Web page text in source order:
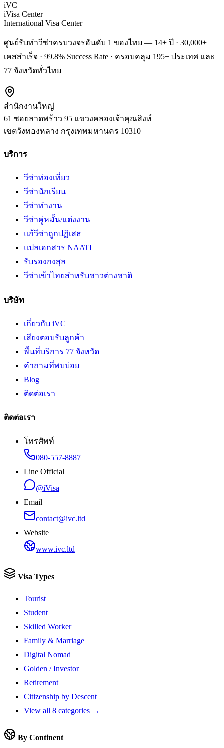
iVC
iVisa Center
International Visa Center
ศูนย์รับทำวีซ่าครบวงจรอันดับ 1 ของไทย — 14+ ปี · 30,000+
เคสสำเร็จ · 99.8% Success Rate · ครอบคลุม 195+ ประเทศ และ
77 จังหวัดทั่วไทย
สำนักงานใหญ่
61 ซอยลาดพร้าว 95 แขวงคลองเจ้าคุณสิงห์
เขตวังทองหลาง กรุงเทพมหานคร 10310
บริการ
วีซ่าท่องเที่ยว
วีซ่านักเรียน
วีซ่าทำงาน
วีซ่าคู่หมั้น/แต่งงาน
แก้วีซ่าถูกปฏิเสธ
แปลเอกสาร NAATI
รับรองกงสุล
วีซ่าเข้าไทยสำหรับชาวต่างชาติ
บริษัท
เกี่ยวกับ iVC
เสียงตอบรับลูกค้า
พื้นที่บริการ 77 จังหวัด
คำถามที่พบบ่อย
Blog
ติดต่อเรา
ติดต่อเรา
โทรศัพท์
080-557-8887
Line Official
@iVisa
Email
contact@ivc.ltd
Website
www.ivc.ltd
Visa Types
Tourist
Student
Skilled Worker
Family & Marriage
Digital Nomad
Golden / Investor
Retirement
Citizenship by Descent
View all 8 categories →
By Continent